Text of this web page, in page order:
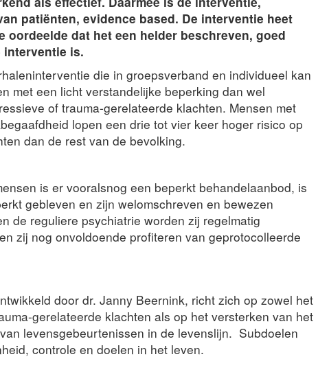
patiënten, evidence based. De interventie heet
oordeelde dat het een helder beschreven, goed
is.
die in groepsverband en individueel kan
met een licht verstandelijke beperking dan wel
of trauma-gerelateerde klachten. Mensen met
lopen een drie tot vier keer hoger risico op
dan de rest van de bevolking.
is er vooralsnog een beperkt behandelaanbod, is
gebleven en zijn welomschreven en bewezen
de reguliere psychiatrie worden zij regelmatig
zij nog onvoldoende profiteren van geprotocolleerde
door dr. Janny Beernink, richt zich op zowel het
gerelateerde klachten als op het versterken van het
levensgebeurtenissen in de levenslijn. Subdoelen
controle en doelen in het leven.